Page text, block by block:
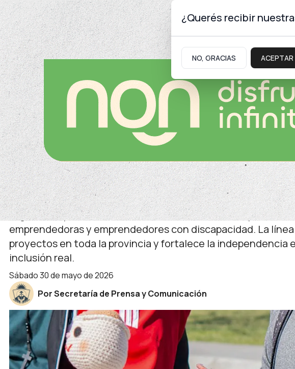
Sábado 8deAgostode 2026
Neuquinidad Gabinete Turismo
Trabajo
Inclusión, trabajo y autonomía
La inclusión también se
oportunidades
El gobierno provincial aumentó a cinco millones de pesos
emprendedoras y emprendedores con discapacidad. La
proyectos en toda la provincia y fortalece la independencia
inclusión real.
sábado 30 de mayo de 2026
Por Secretaría de Prensa y Comunicación
¿Querés recibir
NO, GRACIAS ACEPTAR